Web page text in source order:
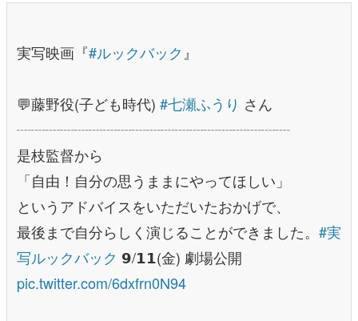
実写映画『#ルックバック 』
💬藤野役(子ども時代) #七瀬ふうり さん
┈┈┈┈┈┈┈┈┈┈┈┈┈┈┈┈┈┈┈
是枝監督から
「自由！自分の思うままにやってほしい」
というアドバイスをいただいたおかげで、
最後まで自分らしく演じることができました。 #実
写ルックバック 𝟵/𝟭𝟭(金) 劇場公開
pic.twitter.com/6dxfrn0N94